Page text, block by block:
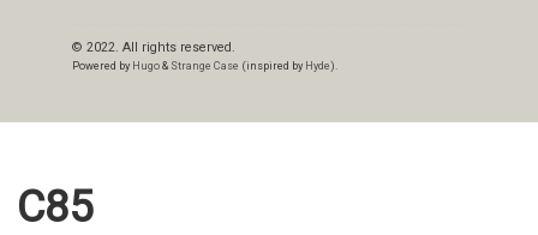
© 2022. All rights reserved.
Powered by Hugo& Strange Case (inspired by Hyde).
C85